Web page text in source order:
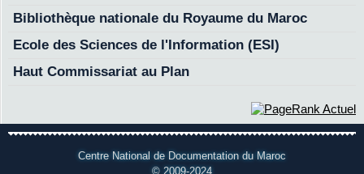
Bibliothèque nationale du Royaume du Maroc
Ecole des Sciences de l'Information (ESI)
Haut Commissariat au Plan
Centre National de Documentation du Maroc
© 2009-2024